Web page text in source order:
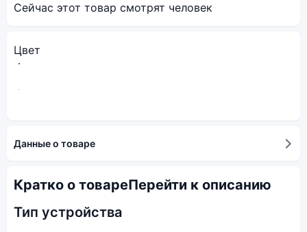
Сейчас этот товар смотрят человек
Цвет
Данные о товаре
Кратко о товареПерейти к описанию
Тип устройства